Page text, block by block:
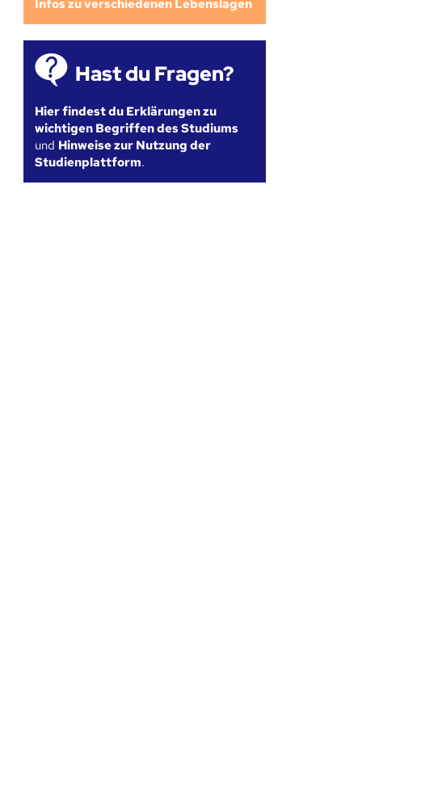
Infos zu verschiedenen Lebenslagen
Hast du Fragen?
Hier findest du Erklärungen zu
wichtigen Begriffen des Studiums
und Hinweise zur Nutzung der
Studienplattform.